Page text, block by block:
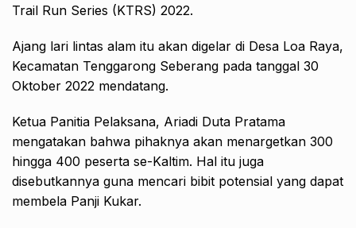
Trail Run Series (KTRS) 2022.
Ajang lari lintas alam itu akan digelar di Desa Loa Raya,
Kecamatan Tenggarong Seberang pada tanggal 30
Oktober 2022 mendatang.
Ketua Panitia Pelaksana, Ariadi Duta Pratama
mengatakan bahwa pihaknya akan menargetkan 300
hingga 400 peserta se-Kaltim. Hal itu juga
disebutkannya guna mencari bibit potensial yang dapat
membela Panji Kukar.